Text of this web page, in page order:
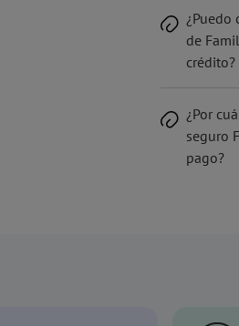
¿Puedo
de
crédito?
¿Por
seguro
pago?